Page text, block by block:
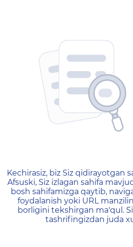
404 —
Kechirasiz, biz Siz qidirayotgan
Afsuski, Siz izlagan sahifa
bosh sahifamizga qaytib,
foydalanish yoki URL
borligini tekshirgan ma'qul.
tashrifingizdan juda